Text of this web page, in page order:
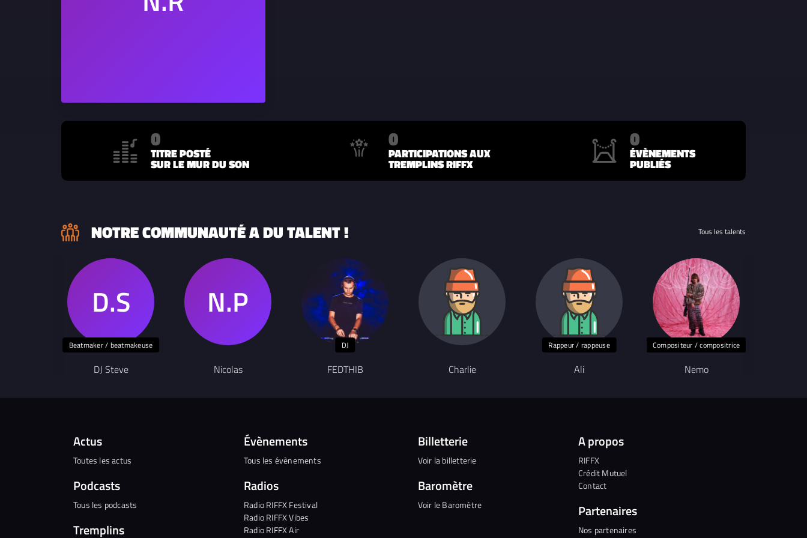
0
TITRE POSTÉ
SUR LE MUR DU SON
0
PARTICIPATIONS AUX
TREMPLINS RIFFX
0
ÉVÈNEMENTS
PUBLIÉS
NOTRE COMMUNAUTÉ A DU TALENT ! Tous les talents
Beatmaker / beatmakeuse
DJ Steve Nicolas
DJ
FEDTHIB Charlie
Rappeur / rappeuse
Ali
Compositeur / compositrice
Nemo
Actus
Toutes les actus
Podcasts
Tous les podcasts
Tremplins
Évènements
Tous les évènements
Radios
Radio RIFFX Festival
Radio RIFFX Vibes
Radio RIFFX Air
Billetterie
Voir la billetterie
Baromètre
Voir le Baromètre
A propos
RIFFX
Crédit Mutuel
Contact
Partenaires
Nos partenaires